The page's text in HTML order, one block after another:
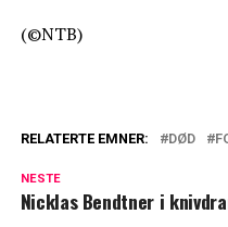
(©NTB)
RELATERTE EMNER: DØD
NESTE
Nicklas Bendtner i